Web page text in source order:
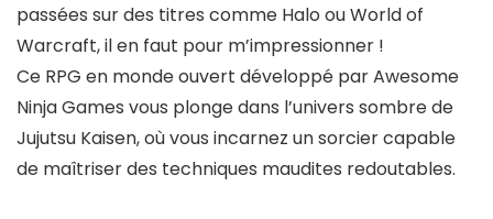
passées sur des titres comme Halo ou World of
Warcraft, il en faut pour m’impressionner !
Ce RPG en monde ouvert développé par Awesome
Ninja Games vous plonge dans l’univers sombre de
Jujutsu Kaisen, où vous incarnez un sorcier capable
de maîtriser des techniques maudites redoutables.